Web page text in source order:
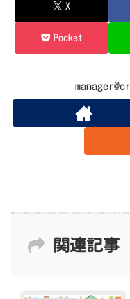
X
Pocket
関連記事